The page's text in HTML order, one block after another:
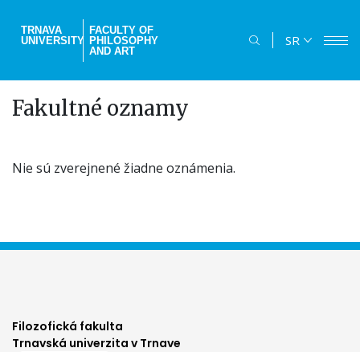
main
TRNAVA
UNIVERSITY
FACULTY OF
PHILOSOPHY
AND ART
SR
Fakultné oznamy
Nie sú zverejnené žiadne oznámenia.
Filozofická fakulta
Trnavská univerzita v Trnave